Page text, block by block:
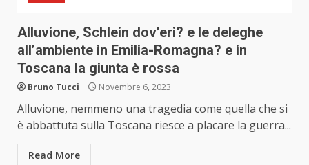
Alluvione, Schlein dov’eri? e le deleghe
all’ambiente in Emilia-Romagna? e in
Toscana la giunta è rossa
Bruno Tucci Novembre 6, 2023
Alluvione, nemmeno una tragedia come quella che si
è abbattuta sulla Toscana riesce a placare la guerra...
Read More